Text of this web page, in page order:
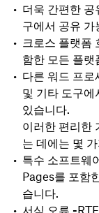
더욱 간편한 공
구에서 공유 가
크로스 플랫폼
함한 모든 플랫
다른 워드 프로
및 기타 도구에
있습니다.
이러한 편리한
는 데에는 몇
특수 소프트웨
Pages를 포함
습니다.
서식 오류 -